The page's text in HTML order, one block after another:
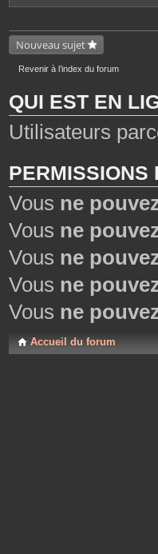
Nouveau sujet
Revenir à l’index du forum
QUI EST EN
Utilisateurs
PERMISSIONS
Vous ne
Vous ne
Vous ne
Vous ne
Vous ne
Accueil du forum